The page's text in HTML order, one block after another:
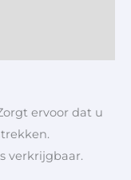
ervoor dat u
verkrijgbaar.